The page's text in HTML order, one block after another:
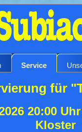
Service
für
20:00
Kloster